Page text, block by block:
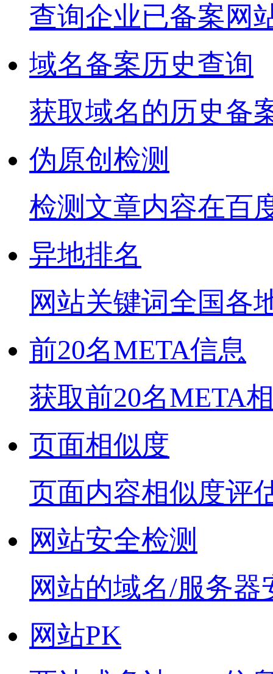
查询企业已备案网
域名备案历史查询
获取域名的历史备
伪原创检测
检测文章内容在百
异地排名
网站关键词全国各
前20名META信息
获取前20名META
页面相似度
页面内容相似度评
网站安全检测
网站的域名/服务器
网站PK